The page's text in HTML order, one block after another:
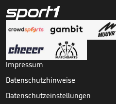
Impressum
Datenschutzhinweise
Datenschutzeinstellungen